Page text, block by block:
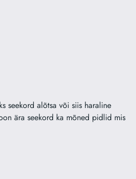
seekord alõtsa või siis haraline
ära seekord ka mõned pidlid mis